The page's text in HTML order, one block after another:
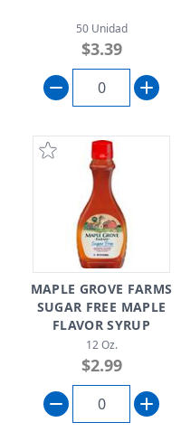
50 Unidad
$3.39
MAPLE GROVE FARMS
SUGAR FREE MAPLE
FLAVOR SYRUP
12 Oz.
$2.99